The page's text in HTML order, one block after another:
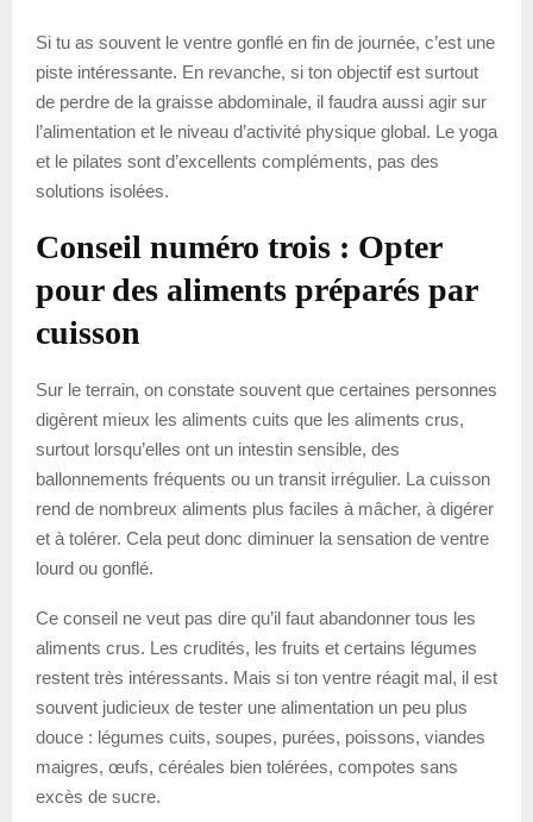
Si tu as souvent le ventre gonflé en fin de journée, c’est une
piste intéressante. En revanche, si ton objectif est surtout
de perdre de la graisse abdominale, il faudra aussi agir sur
l’alimentation et le niveau d’activité physique global. Le yoga
et le pilates sont d’excellents compléments, pas des
solutions isolées.
Conseil numéro trois : Opter
pour des aliments préparés par
cuisson
Sur le terrain, on constate souvent que certaines personnes
digèrent mieux les aliments cuits que les aliments crus,
surtout lorsqu’elles ont un intestin sensible, des
ballonnements fréquents ou un transit irrégulier. La cuisson
rend de nombreux aliments plus faciles à mâcher, à digérer
et à tolérer. Cela peut donc diminuer la sensation de ventre
lourd ou gonflé.
Ce conseil ne veut pas dire qu’il faut abandonner tous les
aliments crus. Les crudités, les fruits et certains légumes
restent très intéressants. Mais si ton ventre réagit mal, il est
souvent judicieux de tester une alimentation un peu plus
douce : légumes cuits, soupes, purées, poissons, viandes
maigres, œufs, céréales bien tolérées, compotes sans
excès de sucre.